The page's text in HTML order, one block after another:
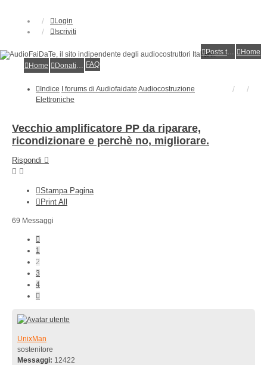
Login
Iscriviti
Posts toplist
Home
Home
Donations FAQ
Indice I forums di Audiofaidate Audiocostruzione
Elettroniche
Vecchio amplificatore PP da riparare,
ricondizionare e perchè no, migliorare.
Rispondi
Stampa Pagina
Print All
69 Messaggi
1
2
3
4
UnixMan
sostenitore
Messaggi: 12422